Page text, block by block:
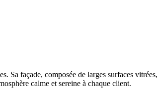
Sa façade, composée de larges surfaces
calme et sereine à chaque client.